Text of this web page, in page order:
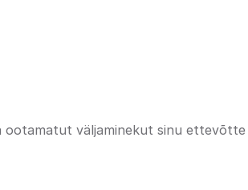
ootamatut väljaminekut sinu ettevõtte